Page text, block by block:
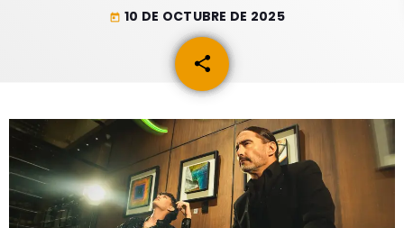
ESLATINO NEWS
ESPECTÁCULOS
MÚSICA
ENTRETENIMIENTO
INICIO
RADIO SPLENDID
today 10 DE OCTUBRE DE 2025
share
email